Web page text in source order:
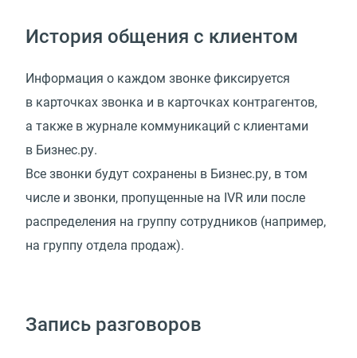
История общения с клиентом
Информация о каждом звонке фиксируется
в карточках звонка и в карточках контрагентов,
а также в журнале коммуникаций с клиентами
в Бизнес.ру.
Все звонки будут сохранены в Бизнес.ру, в том
числе и звонки, пропущенные на IVR или после
распределения на группу сотрудников (например,
на группу отдела продаж).
Запись разговоров